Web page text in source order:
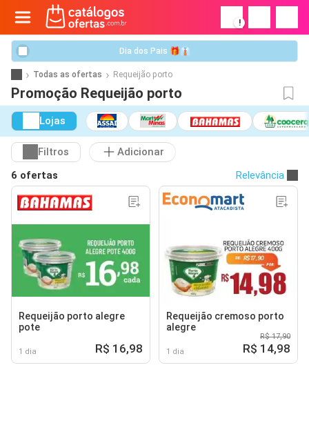
!
Dia dos Pais 🎁👔
Todas as ofertas Requeijão porto
Promoção Requeijão porto
Lojas
Filtros
Adicionar
6 ofertas
Relevância
Requeijão porto alegre
pote
1 dia R$ 16,98
Requeijão cremoso porto
alegre
1 dia
R$ 17,90
R$ 14,98